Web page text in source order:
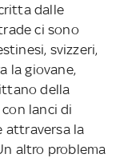
dalle
ci sono
svizzeri,
la giovane,
della
lanci di
attraversa la
altro problema